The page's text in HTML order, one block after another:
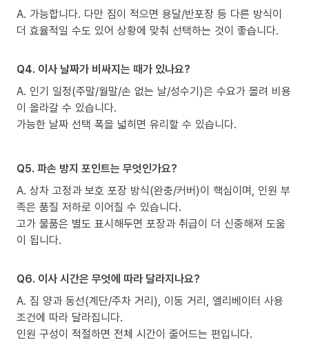
A. 가능합니다. 다만 짐이 적으면 용달/반포장 등 다른 방식이
더 효율적일 수도 있어 상황에 맞춰 선택하는 것이 좋습니다.
Q4. 이사 날짜가 비싸지는 때가 있나요?
A. 인기 일정(주말/월말/손 없는 날/성수기)은 수요가 몰려 비용
이 올라갈 수 있습니다.
가능한 날짜 선택 폭을 넓히면 유리할 수 있습니다.
Q5. 파손 방지 포인트는 무엇인가요?
A. 상차 고정과 보호 포장 방식(완충/커버)이 핵심이며, 인원 부
족은 품질 저하로 이어질 수 있습니다.
고가 물품은 별도 표시해두면 포장과 취급이 더 신중해져 도움
이 됩니다.
Q6. 이사 시간은 무엇에 따라 달라지나요?
A. 짐 양과 동선(계단/주차 거리), 이동 거리, 엘리베이터 사용
조건에 따라 달라집니다.
인원 구성이 적절하면 전체 시간이 줄어드는 편입니다.